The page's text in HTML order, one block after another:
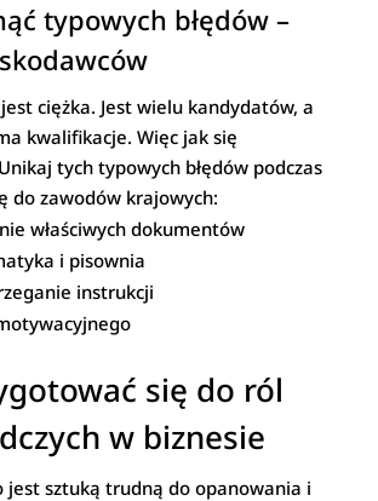
typowych błędów –
ciężka. Jest wielu kandydatów, a
kwalifikacje. Więc jak się
tych typowych błędów podczas
do zawodów krajowych:
właściwych dokumentów
i pisownia
instrukcji
się do ról
w biznesie
jest sztuką trudną do opanowania i